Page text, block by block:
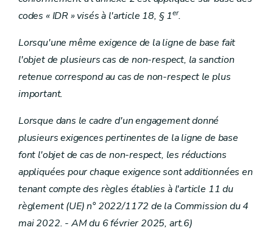
codes « IDR » visés à l'article 18, § 1er.
Lorsqu'une même exigence de la ligne de base fait
l'objet de plusieurs cas de non-respect, la sanction
retenue correspond au cas de non-respect le plus
important.
Lorsque dans le cadre d'un engagement donné
plusieurs exigences pertinentes de la ligne de base
font l'objet de cas de non-respect, les réductions
appliquées pour chaque exigence sont additionnées en
tenant compte des règles établies à l'article 11 du
règlement (UE) n° 2022/1172 de la Commission du 4
mai 2022. - AM du 6 février 2025, art.6)